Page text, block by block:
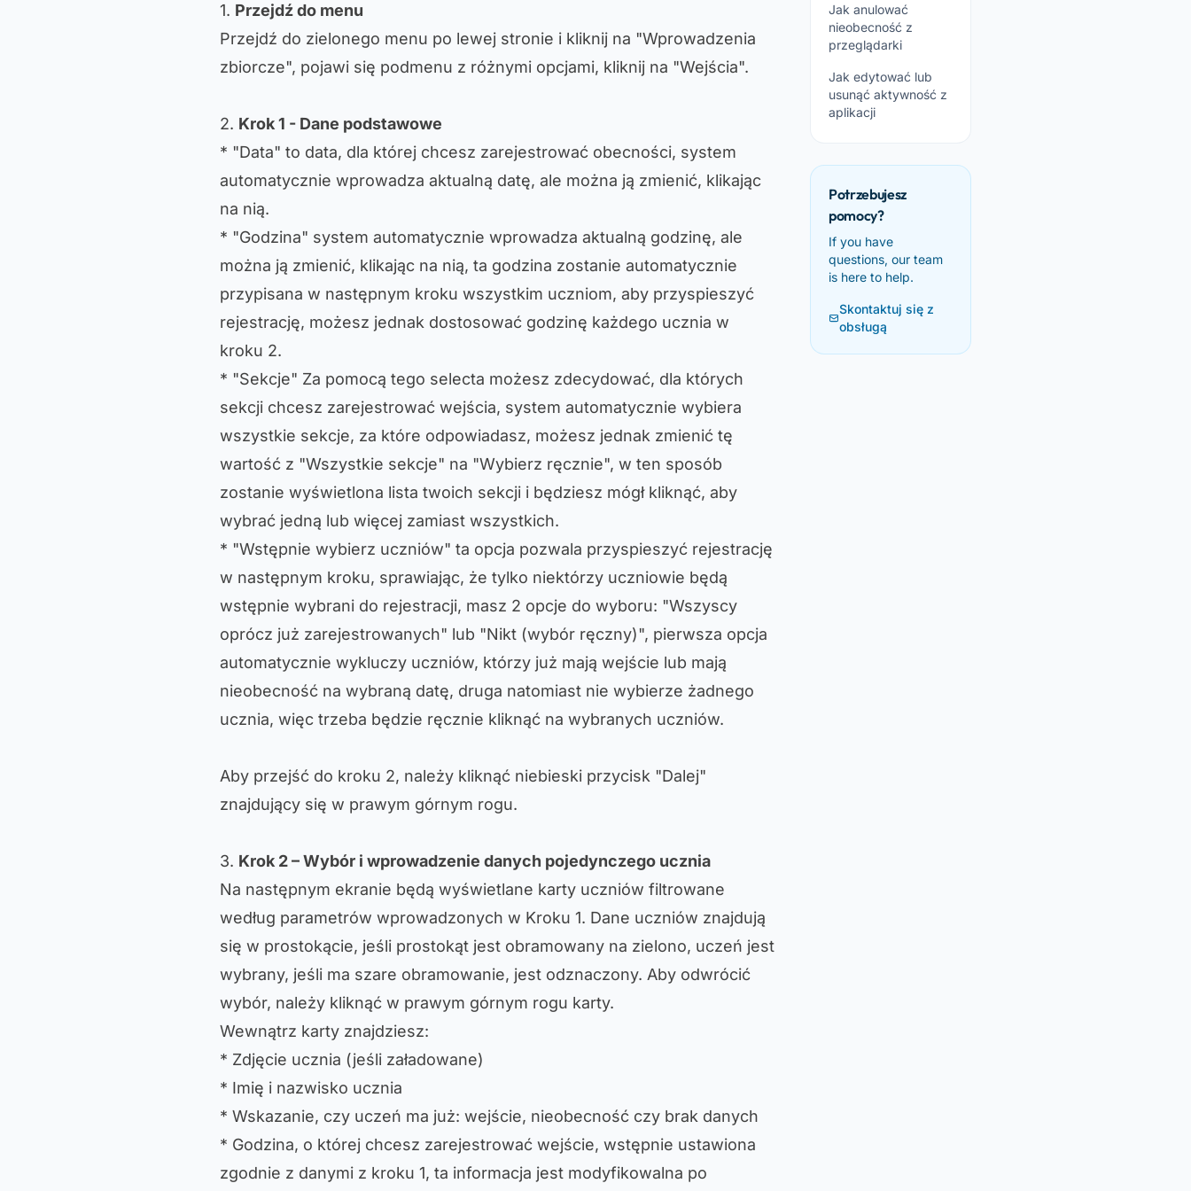
1. Przejdź do menu
Przejdź do zielonego menu po lewej stronie i kliknij na "Wprowadzenia
zbiorcze", pojawi się podmenu z różnymi opcjami, kliknij na "Wejścia".
2. Krok 1 - Dane podstawowe
* "Data" to data, dla której chcesz zarejestrować obecności, system
automatycznie wprowadza aktualną datę, ale można ją zmienić, klikając
na nią.
* "Godzina" system automatycznie wprowadza aktualną godzinę, ale
można ją zmienić, klikając na nią, ta godzina zostanie automatycznie
przypisana w następnym kroku wszystkim uczniom, aby przyspieszyć
rejestrację, możesz jednak dostosować godzinę każdego ucznia w
kroku 2.
* "Sekcje" Za pomocą tego selecta możesz zdecydować, dla których
sekcji chcesz zarejestrować wejścia, system automatycznie wybiera
wszystkie sekcje, za które odpowiadasz, możesz jednak zmienić tę
wartość z "Wszystkie sekcje" na "Wybierz ręcznie", w ten sposób
zostanie wyświetlona lista twoich sekcji i będziesz mógł kliknąć, aby
wybrać jedną lub więcej zamiast wszystkich.
* "Wstępnie wybierz uczniów" ta opcja pozwala przyspieszyć rejestrację
w następnym kroku, sprawiając, że tylko niektórzy uczniowie będą
wstępnie wybrani do rejestracji, masz 2 opcje do wyboru: "Wszyscy
oprócz już zarejestrowanych" lub "Nikt (wybór ręczny)", pierwsza opcja
automatycznie wykluczy uczniów, którzy już mają wejście lub mają
nieobecność na wybraną datę, druga natomiast nie wybierze żadnego
ucznia, więc trzeba będzie ręcznie kliknąć na wybranych uczniów.
Aby przejść do kroku 2, należy kliknąć niebieski przycisk "Dalej"
znajdujący się w prawym górnym rogu.
3. Krok 2 – Wybór i wprowadzenie danych pojedynczego ucznia
Na następnym ekranie będą wyświetlane karty uczniów filtrowane
według parametrów wprowadzonych w Kroku 1. Dane uczniów znajdują
się w prostokącie, jeśli prostokąt jest obramowany na zielono, uczeń jest
wybrany, jeśli ma szare obramowanie, jest odznaczony. Aby odwrócić
wybór, należy kliknąć w prawym górnym rogu karty.
Wewnątrz karty znajdziesz:
* Zdjęcie ucznia (jeśli załadowane)
* Imię i nazwisko ucznia
* Wskazanie, czy uczeń ma już: wejście, nieobecność czy brak danych
* Godzina, o której chcesz zarejestrować wejście, wstępnie ustawiona
zgodnie z danymi z kroku 1, ta informacja jest modyfikowalna po
Jak anulować
nieobecność z
przeglądarki
Jak edytować lub
usunąć aktywność z
aplikacji
Potrzebujesz
pomocy?
If you have
questions, our team
is here to help.
Skontaktuj się z
obsługą